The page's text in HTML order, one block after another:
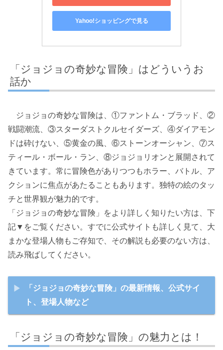
Yahoo!ショッピングで見る
「ジョジョの奇妙な冒険」はどういうお
話か
ジョジョの奇妙な冒険は、①ファントム・ブラッド、②
戦闘潮流、③スターダストクルセイダーズ、④ダイアモン
ドは砕けない、⑤黄金の風、⑥ストーンオーシャン、⑦ス
ティール・ボール・ラン、⑧ジョジョリオンと展開されて
きています。常に冒険色がありつつもホラー、バトル、ア
クションに焦点があたることもあります。独特の絵のタッ
チと世界観が魅力的です。
「ジョジョの奇妙な冒険」をより詳しく知りたい方は、下
記▼をご覧ください。すでに公式サイトも詳しく見て、大
まかな登場人物もご存知で、その解説も必要のない方は、
読み飛ばしてください。
「ジョジョの奇妙な冒険」の最新情報、公式サイ
ト、登場人物など
「ジョジョの奇妙な冒険」の魅力とは！